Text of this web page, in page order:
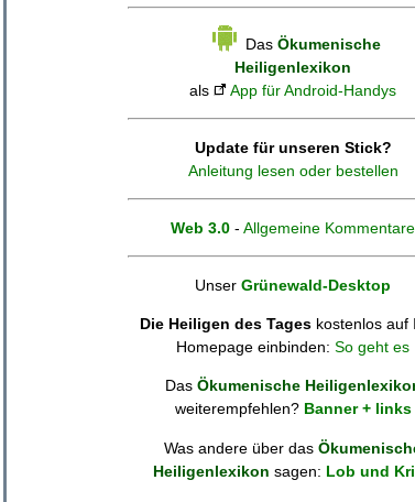
Das Ökumenische
Heiligenlexikon
als
App für Android-Handys
Update für unseren Stick?
Anleitung lesen oder bestellen
Web 3.0 - Allgemeine Kommentare
Unser Grünewald-Desktop
Die Heiligen des Tages kostenlos auf
Homepage einbinden: So geht es
Das Ökumenische
weiterempfehlen? Banner + links
Was andere über das
Heiligenlexikon sagen: Lob und